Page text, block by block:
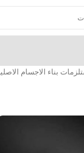
بناء الاجسام